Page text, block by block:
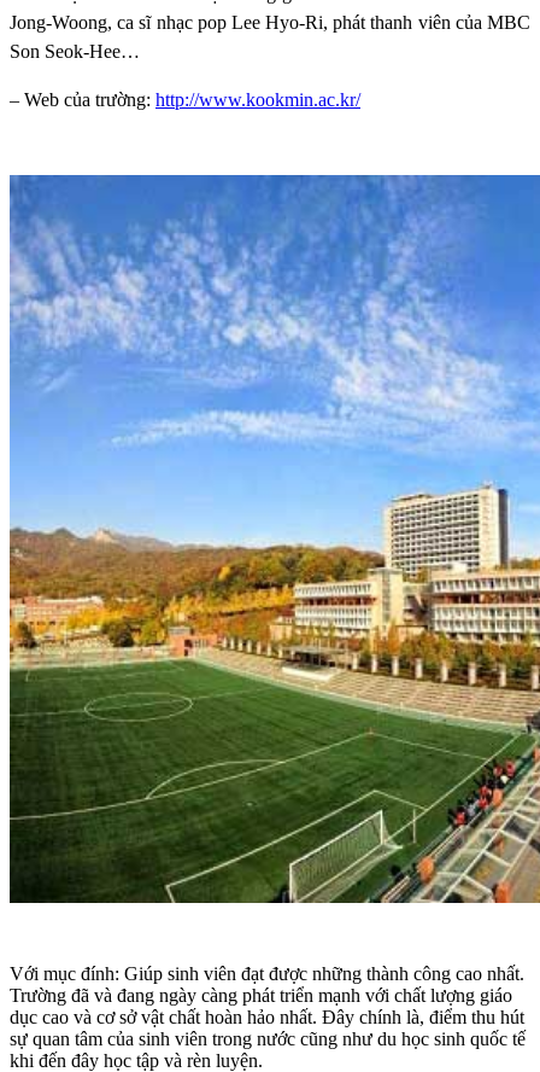
Jong-Woong, ca sĩ nhạc pop Lee Hyo-Ri, phát thanh viên của MBC
Son Seok-Hee…
– Web của trường: http://www.kookmin.ac.kr/
Với mục đính: Giúp sinh viên đạt được những thành công cao nhất.
Trường đã và đang ngày càng phát triển mạnh với chất lượng giáo
dục cao và cơ sở vật chất hoàn hảo nhất. Đây chính là, điểm thu hút
sự quan tâm của sinh viên trong nước cũng như du học sinh quốc tế
khi đến đây học tập và rèn luyện.